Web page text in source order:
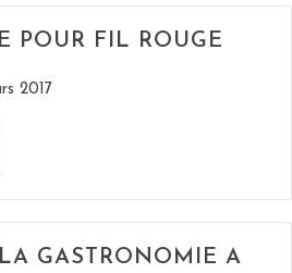
POUR FIL ROUGE
2017
GASTRONOMIE A